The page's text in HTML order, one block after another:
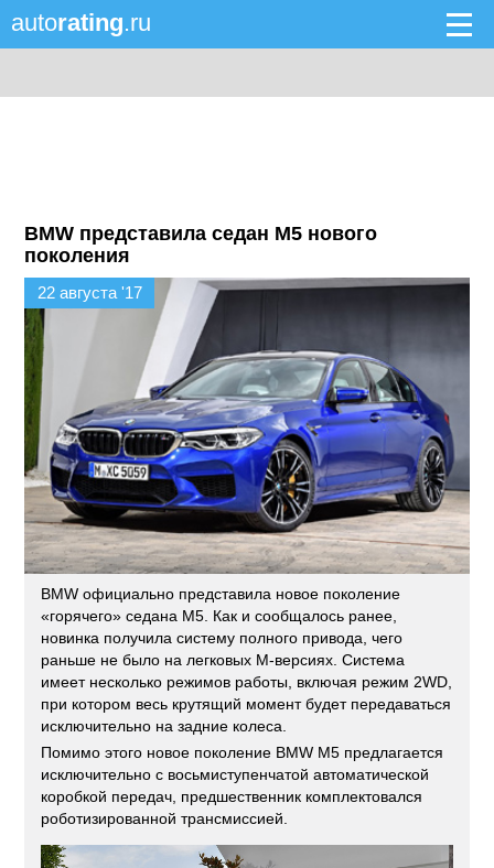
autorating.ru
BMW представила седан M5 нового
поколения
22 августа '17
BMW официально представила новое поколение
«горячего» седана M5. Как и сообщалось ранее,
новинка получила систему полного привода, чего
раньше не было на легковых M-версиях. Система
имеет несколько режимов работы, включая режим 2WD,
при котором весь крутящий момент будет передаваться
исключительно на задние колеса.
Помимо этого новое поколение BMW M5 предлагается
исключительно с восьмиступенчатой автоматической
коробкой передач, предшественник комплектовался
роботизированной трансмиссией.